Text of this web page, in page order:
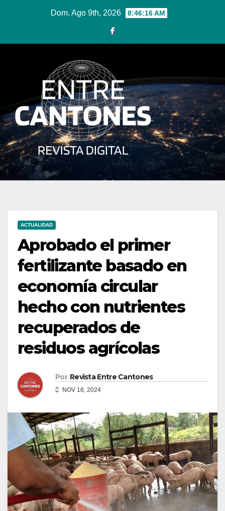
Dom. Ago 9th, 2026 8:46:16 AM
ACTUALIDAD
Aprobado el primer
fertilizante basado en
economía circular
hecho con nutrientes
recuperados de
residuos agrícolas
Por Revista Entre Cantones
NOV 18, 2024